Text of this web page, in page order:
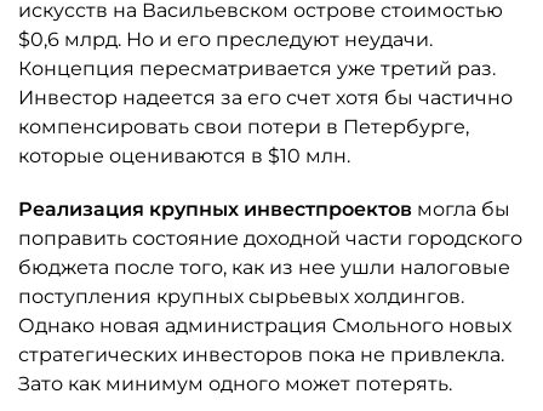
искусств на Васильевском острове стоимостью
$0,6 млрд. Но и его преследуют неудачи.
Концепция пересматривается уже третий раз.
Инвестор надеется за его счет хотя бы частично
компенсировать свои потери в Петербурге,
которые оцениваются в $10 млн.
Реализация крупных инвестпроектов могла бы
поправить состояние доходной части городского
бюджета после того, как из нее ушли налоговые
поступления крупных сырьевых холдингов.
Однако новая администрация Смольного новых
стратегических инвесторов пока не привлекла.
Зато как минимум одного может потерять.